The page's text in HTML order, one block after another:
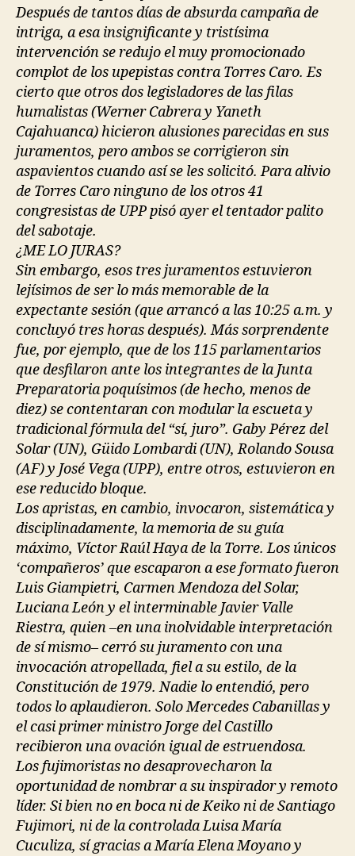
Después de tantos días de absurda campaña de
intriga, a esa insignificante y tristísima
intervención se redujo el muy promocionado
complot de los upepistas contra Torres Caro. Es
cierto que otros dos legisladores de las filas
humalistas (Werner Cabrera y Yaneth
Cajahuanca) hicieron alusiones parecidas en sus
juramentos, pero ambos se corrigieron sin
aspavientos cuando así se les solicitó. Para alivio
de Torres Caro ninguno de los otros 41
congresistas de UPP pisó ayer el tentador palito
del sabotaje.
¿ME LO JURAS?
Sin embargo, esos tres juramentos estuvieron
lejísimos de ser lo más memorable de la
expectante sesión (que arrancó a las 10:25 a.m. y
concluyó tres horas después). Más sorprendente
fue, por ejemplo, que de los 115 parlamentarios
que desfilaron ante los integrantes de la Junta
Preparatoria poquísimos (de hecho, menos de
diez) se contentaran con modular la escueta y
tradicional fórmula del “sí, juro”. Gaby Pérez del
Solar (UN), Güido Lombardi (UN), Rolando Sousa
(AF) y José Vega (UPP), entre otros, estuvieron en
ese reducido bloque.
Los apristas, en cambio, invocaron, sistemática y
disciplinadamente, la memoria de su guía
máximo, Víctor Raúl Haya de la Torre. Los únicos
‘compañeros’ que escaparon a ese formato fueron
Luis Giampietri, Carmen Mendoza del Solar,
Luciana León y el interminable Javier Valle
Riestra, quien –en una inolvidable interpretación
de sí mismo– cerró su juramento con una
invocación atropellada, fiel a su estilo, de la
Constitución de 1979. Nadie lo entendió, pero
todos lo aplaudieron. Solo Mercedes Cabanillas y
el casi primer ministro Jorge del Castillo
recibieron una ovación igual de estruendosa.
Los fujimoristas no desaprovecharon la
oportunidad de nombrar a su inspirador y remoto
líder. Si bien no en boca ni de Keiko ni de Santiago
Fujimori, ni de la controlada Luisa María
Cuculiza, sí gracias a María Elena Moyano y